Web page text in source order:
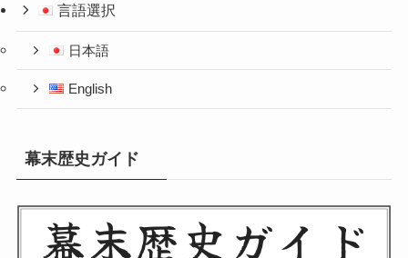
言語選択
日本語
English
幕末歴史ガイド